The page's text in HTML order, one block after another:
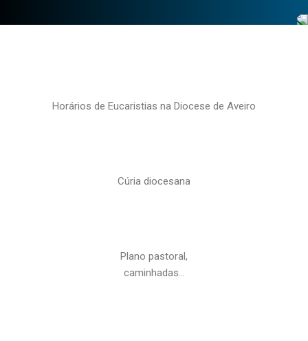
Horários de Eucaristias na Diocese de Aveiro
Cúria diocesana
Plano pastoral,
caminhadas…